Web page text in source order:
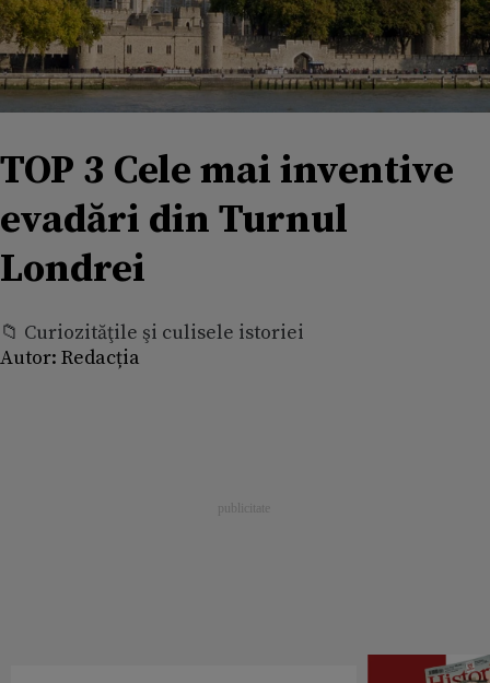
TOP 3 Cele mai inventive
evadări din Turnul
Londrei
📁 Curiozităţile şi culisele istoriei
Autor: Redacția